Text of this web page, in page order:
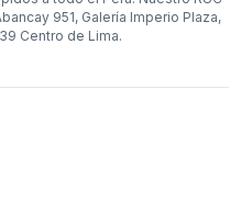
951, Galería Imperio Plaza,
Centro de Lima.